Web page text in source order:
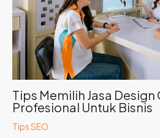
Tips Memilih Jasa
Profesional Untuk Bisnis
Tips SEO